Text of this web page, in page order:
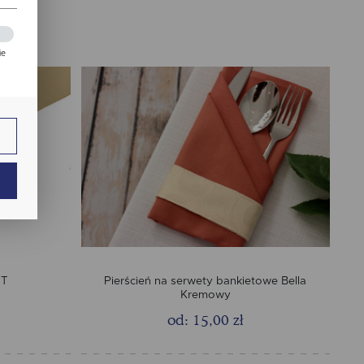
Pierścień na serwety bankietowe Bella
Kremowy
od: 15,00 zł